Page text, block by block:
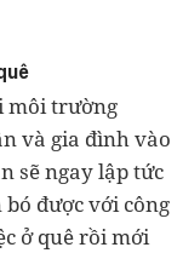
môi trường
và gia đình vào
sẽ ngay lập tức
được với công
ở quê rồi mới